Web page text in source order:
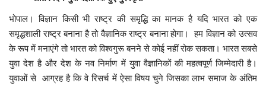
संपर्क
भोपाल। विज्ञान किसी भी राष्ट्र की समृद्धि का मानक है यदि भारत को एक
समृद्धशाली राष्ट्र बनाना है तो वैज्ञानिक राष्ट्र बनाना होगा। हम विज्ञान को उत्सव
के रूप में मनाएंगे तो भारत को विश्वगुरू बनने से कोई नहीं रोक सकता। भारत सबसे
युवा देश है और देश के नव निर्माण में युवा वैज्ञानिकों की महत्वपूर्ण जिम्मेदारी है।
युवाओं से आग्रह है कि वे रिसर्च में ऐसा विषय चुने जिसका लाभ समाज के अंतिम